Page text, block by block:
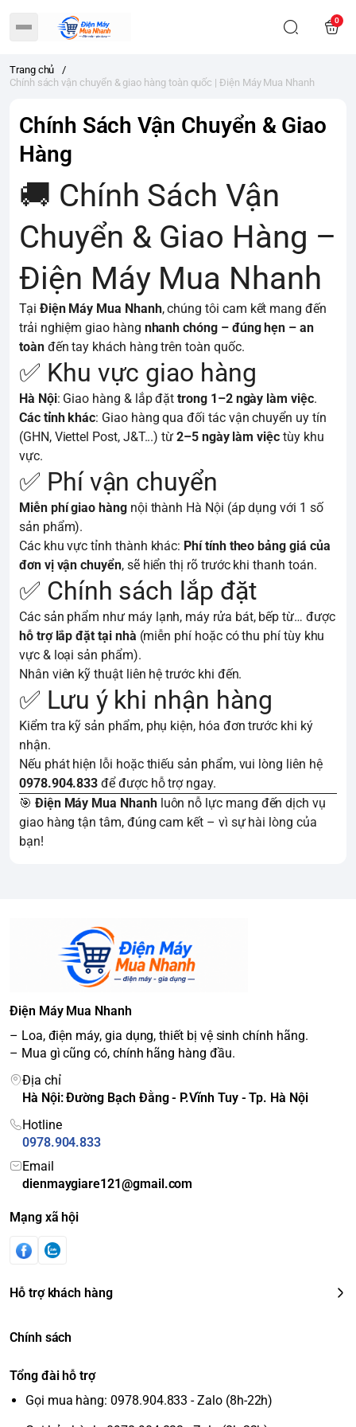
0
Trang chủ
/
Chính sách vận chuyển & giao hàng toàn quốc | Điện Máy Mua Nhanh
Chính Sách Vận Chuyển & Giao
Hàng
🚚 Chính Sách Vận
Chuyển & Giao Hàng –
Điện Máy Mua Nhanh
Tại Điện Máy Mua Nhanh, chúng tôi cam kết mang đến
trải nghiệm giao hàng nhanh chóng – đúng hẹn – an
toànđến tay khách hàng trên toàn quốc.
✅ Khu vực giao hàng
Hà Nội: Giao hàng & lắp đặttrong 1–2 ngày làm việc.
Các tỉnh khác: Giao hàng qua đối tác vận chuyển uy tín
(GHN, Viettel Post, J&T...) từ2–5 ngày làm việctùy khu
vực.
✅ Phí vận chuyển
Miễn phí giao hàngnội thành Hà Nội (áp dụng với 1 số
sản phẩm).
Các khu vực tỉnh thành khác: Phí tính theo bảng giá của
đơn vị vận chuyển, sẽ hiển thị rõ trước khi thanh toán.
✅ Chính sách lắp đặt
Các sản phẩm như máy lạnh, máy rửa bát, bếp từ… được
hỗ trợ lắp đặt tại nhà (miễn phí hoặc có thu phí tùy khu
vực & loại sản phẩm).
Nhân viên kỹ thuật liên hệ trước khi đến.
✅ Lưu ý khi nhận hàng
Kiểm tra kỹ sản phẩm, phụ kiện, hóa đơn trước khi ký
nhận.
Nếu phát hiện lỗi hoặc thiếu sản phẩm, vui lòng liên hệ
0978.904.833 để được hỗ trợ ngay.
🎯 Điện Máy Mua Nhanhluôn nỗ lực mang đến dịch vụ
giao hàng tận tâm, đúng cam kết – vì sự hài lòng của
bạn!
Điện Máy Mua Nhanh
– Loa, điện máy, gia dụng, thiết bị vệ sinh chính hãng.
– Mua gì cũng có, chính hãng hàng đầu.
Địa chỉ
Hà Nội: Đường Bạch Đằng - P.Vĩnh Tuy - Tp. Hà Nội
Hotline
0978.904.833
Email
dienmaygiare121@gmail.com
Mạng xã hội
Hỗ trợ khách hàng
Chính sách
Tổng đài hỗ trợ
Gọi mua hàng: 0978.904.833 - Zalo (8h-22h)